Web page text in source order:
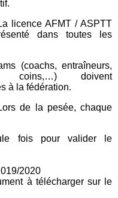
licence AFMT / ASPTT
dans toutes les
(coachs, entraîneurs,
coins,…) doivent
à la fédération.
de la pesée, chaque
fois pour valider le
2020
à télécharger sur le